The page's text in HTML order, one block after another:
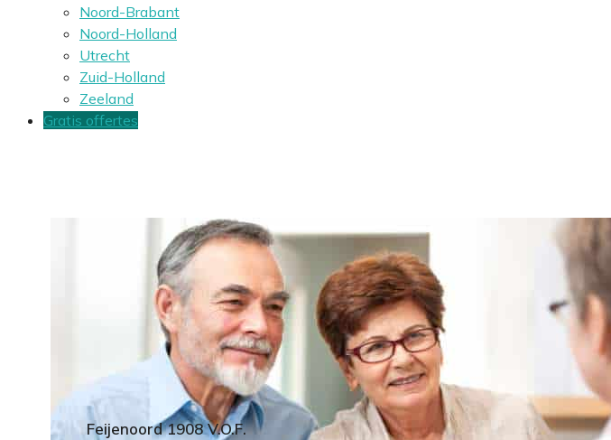
Noord-Brabant
Noord-Holland
Utrecht
Zuid-Holland
Zeeland
Gratis offertes
Feijenoord 1908 V.O.F.